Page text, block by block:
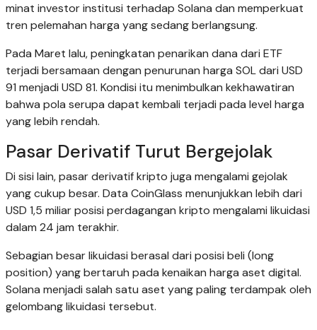
minat investor institusi terhadap Solana dan memperkuat
tren pelemahan harga yang sedang berlangsung.
Pada Maret lalu, peningkatan penarikan dana dari ETF
terjadi bersamaan dengan penurunan harga SOL dari USD
91 menjadi USD 81. Kondisi itu menimbulkan kekhawatiran
bahwa pola serupa dapat kembali terjadi pada level harga
yang lebih rendah.
Pasar Derivatif Turut Bergejolak
Di sisi lain, pasar derivatif kripto juga mengalami gejolak
yang cukup besar. Data CoinGlass menunjukkan lebih dari
USD 1,5 miliar posisi perdagangan kripto mengalami likuidasi
dalam 24 jam terakhir.
Sebagian besar likuidasi berasal dari posisi beli (long
position) yang bertaruh pada kenaikan harga aset digital.
Solana menjadi salah satu aset yang paling terdampak oleh
gelombang likuidasi tersebut.